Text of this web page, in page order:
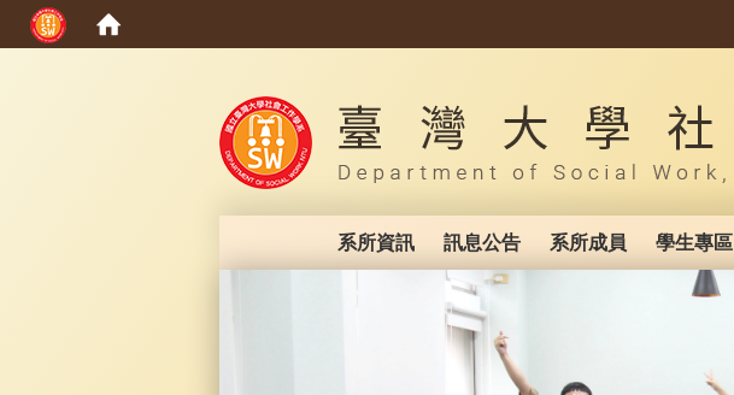
系所資訊 訊息公告 系所成員 學生專區